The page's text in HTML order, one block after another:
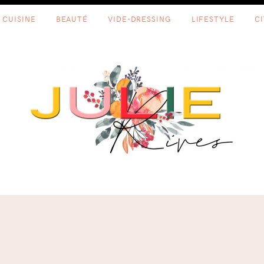
CUISINE BEAUTÉ VIDE-DRESSING LIFESTYLE